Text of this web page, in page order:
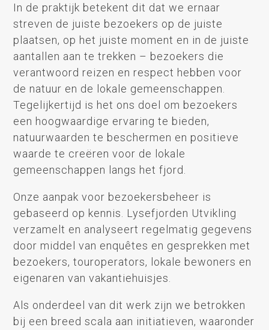
In de praktijk betekent dit dat we ernaar
streven de juiste bezoekers op de juiste
plaatsen, op het juiste moment en in de juiste
aantallen aan te trekken – bezoekers die
verantwoord reizen en respect hebben voor
de natuur en de lokale gemeenschappen.
Tegelijkertijd is het ons doel om bezoekers
een hoogwaardige ervaring te bieden,
natuurwaarden te beschermen en positieve
waarde te creëren voor de lokale
gemeenschappen langs het fjord.
Onze aanpak voor bezoekersbeheer is
gebaseerd op kennis. Lysefjorden Utvikling
verzamelt en analyseert regelmatig gegevens
door middel van enquêtes en gesprekken met
bezoekers, touroperators, lokale bewoners en
eigenaren van vakantiehuisjes.
Als onderdeel van dit werk zijn we betrokken
bij een breed scala aan initiatieven, waaronder